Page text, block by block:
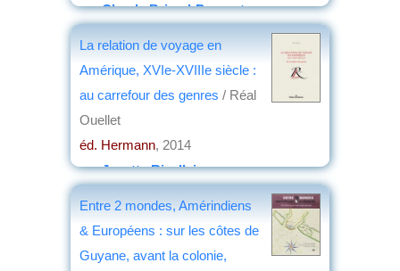
parClaude Briand-Ponsart
La relation de voyage en
Amérique, XVIe-XVIIIe siècle :
au carrefour des genres / Réal
Ouellet
éd. Hermann, 2014
parJosette Rivallain
Entre 2 mondes, Amérindiens
& Européens : sur les côtes de
Guyane, avant la colonie,